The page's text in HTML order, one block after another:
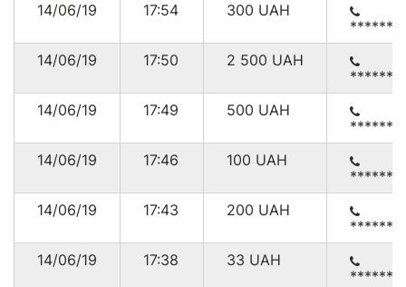
14/06/19
17:54 300 UAH
14/06/19
17:50 2 500 UAH
14/06/19
17:49 500 UAH
14/06/19
17:46 100 UAH
14/06/19
17:43 200 UAH
14/06/19
17:38 33 UAH